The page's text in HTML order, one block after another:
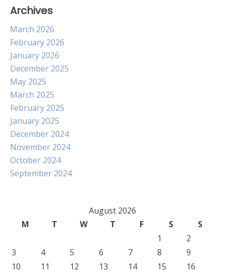
Archives
March 2026
February 2026
January 2026
December 2025
May 2025
March 2025
February 2025
January 2025
December 2024
November 2024
October 2024
September 2024
August 2026
M
T W T F S
S
1
2
3
4 5 6 7 8
9
10
11 12 13 14 15 16